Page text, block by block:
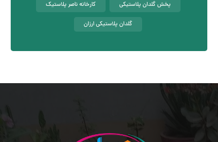
پخش گلدان پلاستیکی کارخانه ناصر پلاستیک
گلدان پلاستیکی ارزان